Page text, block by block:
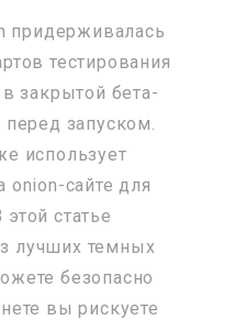
придерживалась
тестирования
в закрытой бета-
запуском.
использует
сайте для
статье
лучших темных
безопасно
вы рискуете